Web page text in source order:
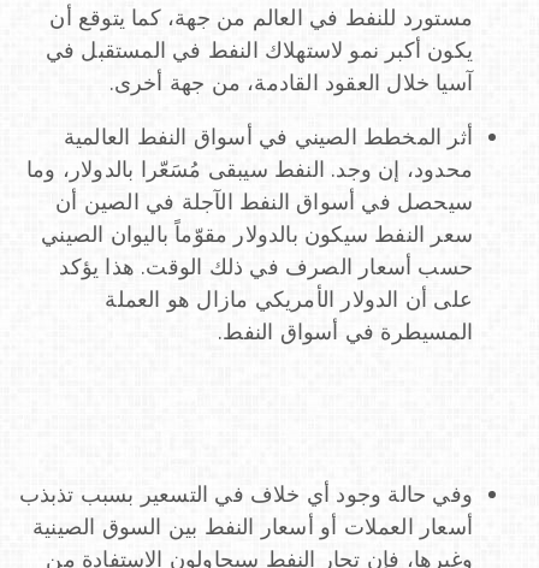
مستورد للنفط في العالم من جهة، كما يتوقع أن
يكون أكبر نمو لاستهلاك النفط في المستقبل في
آسيا خلال العقود القادمة، من جهة أخرى.
أثر المخطط الصيني في أسواق النفط العالمية
محدود، إن وجد. النفط سيبقى مُسَعّرا بالدولار، وما
سيحصل في أسواق النفط الآجلة في الصين أن
سعر النفط سيكون بالدولار مقوّماً باليوان الصيني
حسب أسعار الصرف في ذلك الوقت. هذا يؤكد
على أن الدولار الأمريكي مازال هو العملة
المسيطرة في أسواق النفط.
وفي حالة وجود أي خلاف في التسعير بسبب تذبذب
أسعار العملات أو أسعار النفط بين السوق الصينية
وغيرها، فإن تجار النفط سيحاولون الاستفادة من